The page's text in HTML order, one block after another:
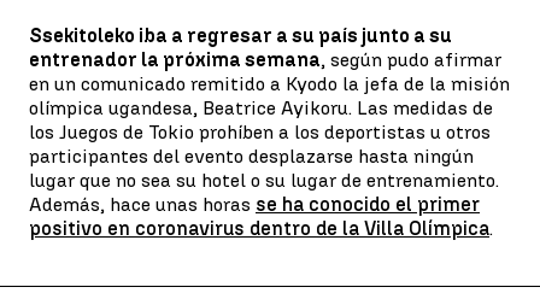
Ssekitoleko iba a regresar a su país junto a su
entrenador la próxima semana, según pudo afirmar
en un comunicado remitido a Kyodo la jefa de la misión
olímpica ugandesa, Beatrice Ayikoru. Las medidas de
los Juegos de Tokio prohíben a los deportistas u otros
participantes del evento desplazarse hasta ningún
lugar que no sea su hotel o su lugar de entrenamiento.
Además, hace unas horas se ha conocido el primer
positivo en coronavirus dentro de la Villa Olímpica.